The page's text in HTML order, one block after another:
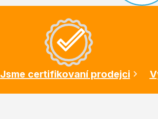
Jsme certifikovaní prodejci